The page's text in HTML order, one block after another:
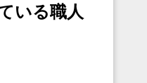
いる職人